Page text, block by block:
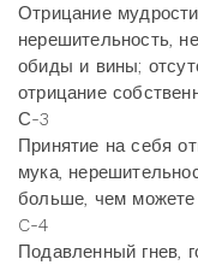
Отрицание
нерешительность,
обиды и вины;
отрицание
С-3
Принятие на себя
мука,
больше, чем можете
C-4
Подавленный гнев,